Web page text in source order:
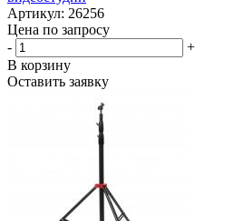
Артикул: 26256
Цена по запросу
-
+
В корзину
Оставить заявку